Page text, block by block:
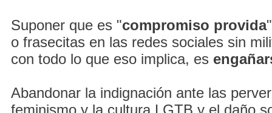
Suponer que es "compromiso provida
o frasecitas en las redes sociales sin
con todo lo que eso implica, es
Abandonar la indignación ante las
feminismo y la cultura LGTB y el daño